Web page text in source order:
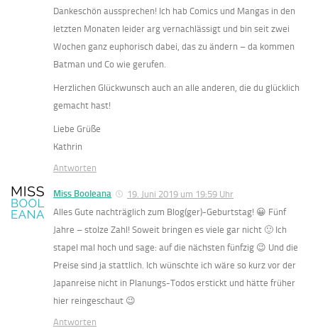
Dankeschön aussprechen! Ich hab Comics und Mangas in den
letzten Monaten leider arg vernachlässigt und bin seit zwei
Wochen ganz euphorisch dabei, das zu ändern – da kommen
Batman und Co wie gerufen.
Herzlichen Glückwunsch auch an alle anderen, die du glücklich
gemacht hast!
Liebe Grüße
Kathrin
Antworten
Miss Booleana
19. Juni 2019 um 19:59 Uhr
Alles Gute nachträglich zum Blog(ger)-Geburtstag! 😀 Fünf
Jahre – stolze Zahl! Soweit bringen es viele gar nicht 🙂 Ich
stapel mal hoch und sage: auf die nächsten fünfzig 😉 Und die
Preise sind ja stattlich. Ich wünschte ich wäre so kurz vor der
Japanreise nicht in Planungs-Todos erstickt und hätte früher
hier reingeschaut 😉
Antworten